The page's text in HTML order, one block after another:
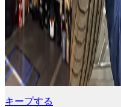
キープする